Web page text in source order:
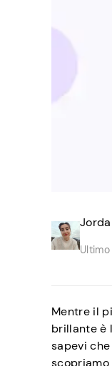
Mentre il
brillante è
sapevi
scopriamo